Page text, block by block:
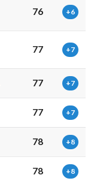
76 +6
77 +7
77 +7
77 +7
78 +8
78 +8